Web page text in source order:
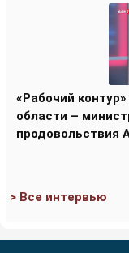
«Рабочий
области –
продовольствия
> Все интервью